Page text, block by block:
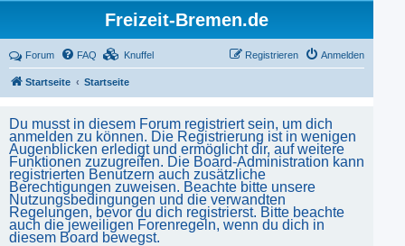
Freizeit-Bremen.de
Forum FAQ Knuffel Anmelden
Registrieren
Startseite Startseite
Du musst in diesem Forum registriert sein, um dich
anmelden zu können. Die Registrierung ist in wenigen
Augenblicken erledigt und ermöglicht dir, auf weitere
Funktionen zuzugreifen. Die Board-Administration kann
registrierten Benutzern auch zusätzliche
Berechtigungen zuweisen. Beachte bitte unsere
Nutzungsbedingungen und die verwandten
Regelungen, bevor du dich registrierst. Bitte beachte
auch die jeweiligen Forenregeln, wenn du dich in
diesem Board bewegst.